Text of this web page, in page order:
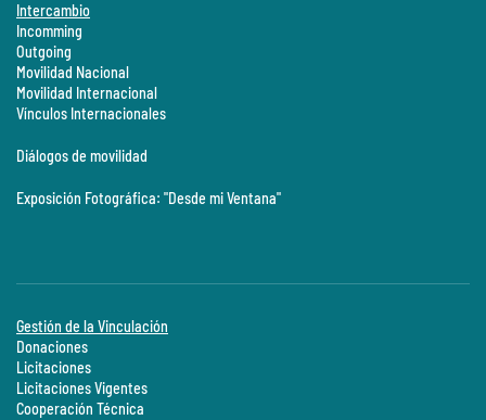
Intercambio
Incomming
Outgoing
Movilidad Nacional
Movilidad Internacional
Vínculos Internacionales
Diálogos de movilidad
Exposición Fotográfica: "Desde mi Ventana"
Gestión de la Vinculación
Donaciones
Licitaciones
Licitaciones Vigentes
Cooperación Técnica